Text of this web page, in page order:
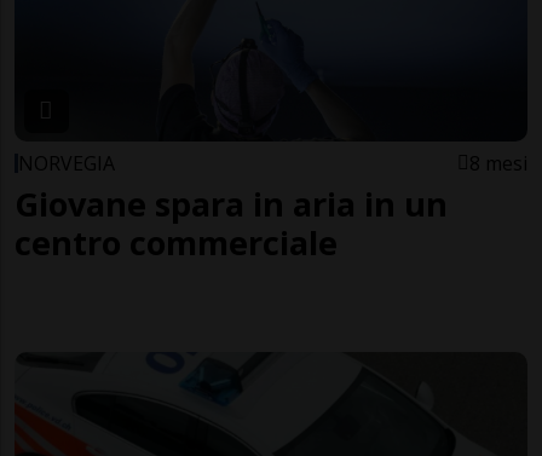
NORVEGIA 8 mesi
Giovane spara in aria in un
centro commerciale